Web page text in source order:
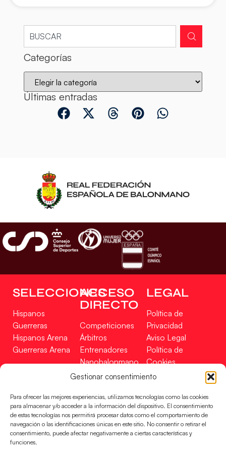
Gestionar consentimiento
Para ofrecer las mejores experiencias, utilizamos tecnologías como las cookies
para almacenar y/o acceder a la información del dispositivo. El consentimiento
de estas tecnologías nos permitirá procesar datos como el comportamiento de
navegación o las identificaciones únicas en este sitio. No consentir o retirar el
consentimiento, puede afectar negativamente a ciertas características y
funciones.
Categorías
Últimas entradas
SELECCIONES
Hispanos
Guerreras
Hispanos Arena
Guerreras Arena
ACCESO
DIRECTO
Competiciones
Árbitros
Entrenadores
Nanobalonmano
Tienda
LEGAL
Política de
Privacidad
Aviso Legal
Política de
Cookies
Mapa Web
Incidencias
CONTACTO
EN
FINANCIADO